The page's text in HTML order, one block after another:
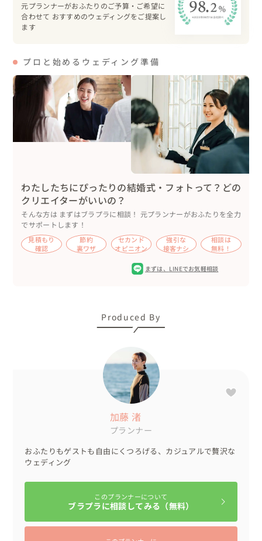
元プランナーがおふたりのご予算・ご希望に
合わせて おすすめのウェディングをご提案し
ます
プロと始めるウェディング準備
わたしたちにぴったりの結婚式・フォトって？どの
クリエイターがいいの？
そんな方は まずはブラプラに相談！ 元プランナーがおふたりを全力
でサポートします！
見積もり
確認
節約
裏ワザ
セカンド
オピニオン
強引な
接客ナシ
相談は
無料！
まずは、 LINEでお気軽相談
Produced By
加藤 渚
プランナー
おふたりもゲストも自由にくつろげる、カジュアルで贅沢な
ウェディング
このプランナーについて
ブラプラに相談してみる（無料）